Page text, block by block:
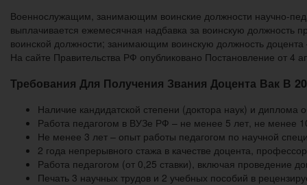
Военнослужащим, занимающим воинские должности научно-
выплачивается ежемесячная надбавка за воинскую
воинской должности; занимающим воинскую должность
На сайте Правительства РФ опубликовано Постановление от
Требования Для Получения Звания Доцента Вак В
Наличие кандидатской степени (доктора наук) и диплома
Работа педагогом в ВУЗе РФ – не менее 5 лет, не менее
Не менее 3 лет – опыт работы педагогом по научной
2 года непрерывного стажа в качестве доцента,
Работа педагогом (от 0,25 ставки), включая проведение
Печать 3 научных трудов и 2 учебных пособий в